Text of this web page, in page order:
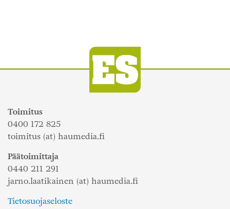
Toimitus
0400 172 825
toimitus (at) haumedia.fi
Päätoimittaja
0440 211 291
jarno.laatikainen (at) haumedia.fi
Tietosuojaseloste